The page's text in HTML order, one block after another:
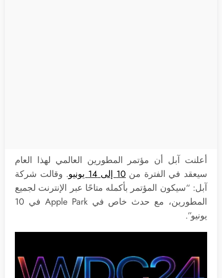
أعلنت آبل أن مؤتمر المطورين العالمي لهذا العام
سيعقد في الفترة من 10 إلى 14 يونيو
. وقالت شركة
آبل: “سيكون المؤتمر بأكمله متاحًا عبر الإنترنت لجميع
المطورين، مع حدث خاص في Apple Park في 10
يونيو”.